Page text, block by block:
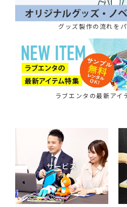
グッズ製作の流れを
ラブエンタの最新アイ
サービス